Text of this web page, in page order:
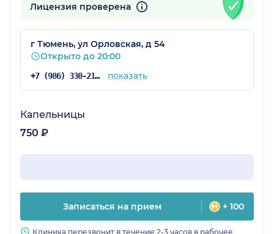
Лицензия проверена
г Тюмень, ул Орловская, д 54
Открыто до 20:00
+7 (986) 330-21-65 показать
Капельницы
750 ₽
Записаться на прием + 100
Клиника перезвонит в течение 2-3 часов в рабочее